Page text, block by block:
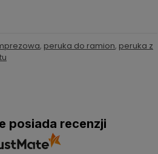
, peruka do ramion, peruka z
posiada recenzji